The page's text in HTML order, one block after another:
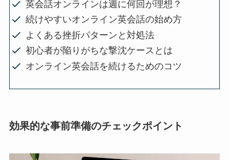
英会話オンラインは週に何回が理想？
続けやすいオンライン英会話の始め方
よくある挫折パターンと対処法
初心者が陥りがちな撃沈ケースとは
オンライン英会話を続けるためのコツ
効果的な事前準備のチェックポイント